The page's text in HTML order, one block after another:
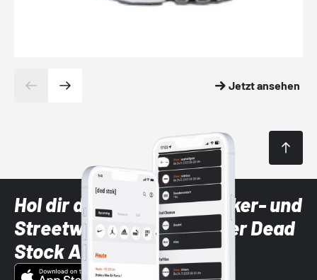
Jetzt ansehen
Hol dir die neuesten Sneaker- und
Streetwear-Brands mit der Dead
Stock App